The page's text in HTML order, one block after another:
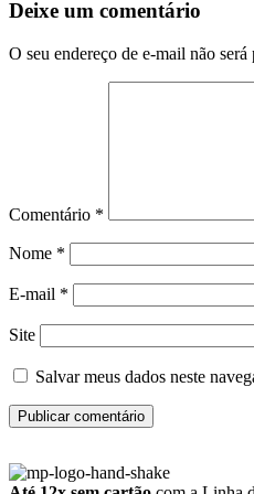
Deixe um comentário
O seu endereço de e-mail não será
Comentário *
Nome *
E-mail *
Site
Salvar meus dados neste